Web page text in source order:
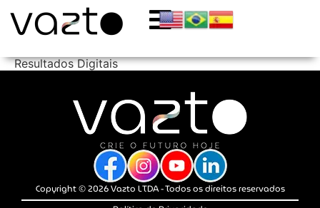
Resultados Digitais
Copyright © 2026 Vazto LTDA - Todos os direitos reservados